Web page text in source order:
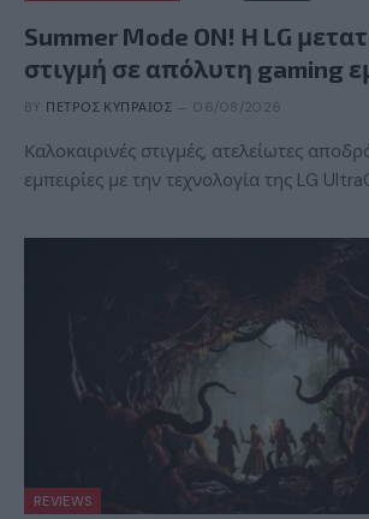
Summer Mode ON! Η LG
στιγμή σε απόλυτη gaming
BY ΠΈΤΡΟΣ ΚΥΠΡΑΊΟΣ 06/08/2026
Καλοκαιρινές στιγμές, ατελείωτες
εμπειρίες με την τεχνολογία της LG
REVIEWS